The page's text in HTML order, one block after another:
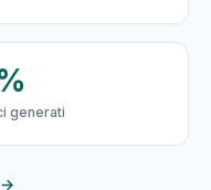
generati
→